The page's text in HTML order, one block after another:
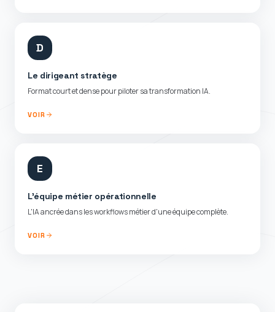
D
Le dirigeant stratège
Format court et dense pour piloter sa transformation IA.
VOIR
E
L'équipe métier opérationnelle
L'IA ancrée dans les workflows métier d'une équipe complète.
VOIR